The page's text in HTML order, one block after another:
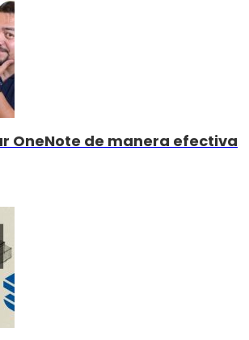
OneNote de manera efectiva